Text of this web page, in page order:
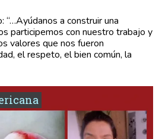
“…Ayúdanos a construir una
participemos con nuestro trabajo y
valores que nos fueron
el respeto, el bien común, la